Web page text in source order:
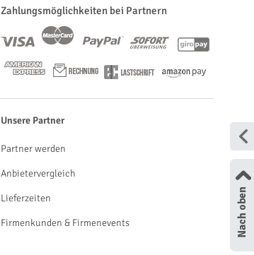
Zahlungsmöglichkeiten bei Partnern
Unsere Partner
Partner werden
Anbietervergleich
Lieferzeiten
Firmenkunden & Firmenevents